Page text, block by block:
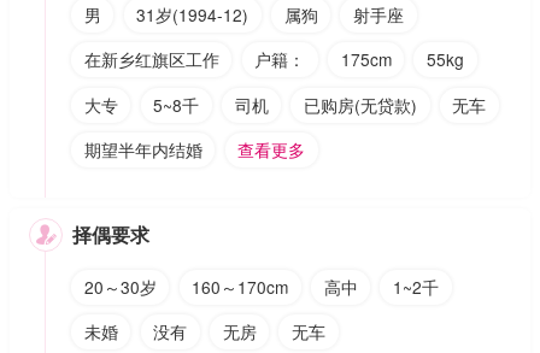
男 31岁(1994-12) 属狗
射手座
在新乡红旗区工作
户籍： 175cm
55kg
大专
5~8千 司机 已购房(无贷款)
无车
期望半年内结婚
查看更多
 择偶要求
20～30岁 160～170cm 高中
1~2千
未婚
没有 无房
无车